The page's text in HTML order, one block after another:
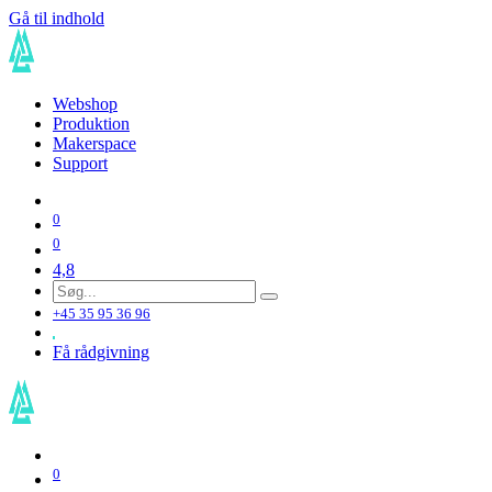
Gå til indhold
Webshop
Produktion
Makerspace
Support
0
0
4,8
+45 35 95 36 96
Få rådgivning
0